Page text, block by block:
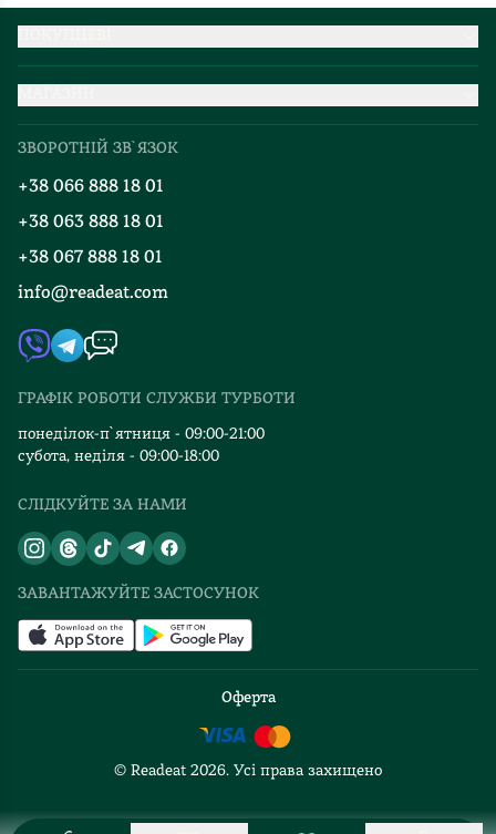
Добірки
Блог
Події
Книгарні
Контакти
Автори
Видавництва
Відгуки та оцінка RDT
Міжнародна доставка
Мапа сайту
ЗВОРОТНІЙ ЗВ`ЯЗОК
+38 066 888 18 01
+38 063 888 18 01
+38 067 888 18 01
info@readeat.com
ГРАФІК РОБОТИ СЛУЖБИ ТУРБОТИ
понеділок-п`ятниця - 09:00-21:00
субота, неділя - 09:00-18:00
СЛІДКУЙТЕ ЗА НАМИ
ЗАВАНТАЖУЙТЕ ЗАСТОСУНОК
Оферта
© Readeat 2026. Усі права захищено